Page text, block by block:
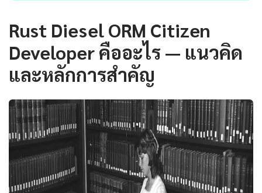
Rust Diesel ORM Citizen
Developer คืออะไร — แนวคิด
และหลักการสำคัญ